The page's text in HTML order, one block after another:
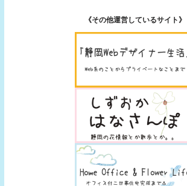
《その他運営しているサイト》